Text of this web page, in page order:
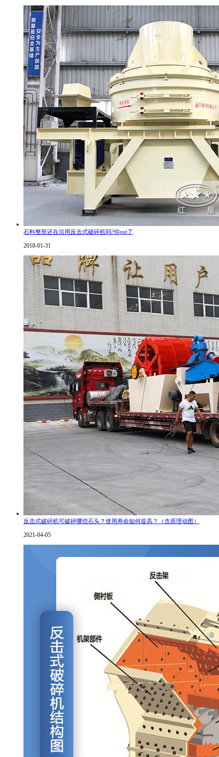
石料整形还在沿用反击式破碎机吗?你out了
2018-01-31
反击式破碎机可破碎哪些石头？使用寿命如何提高？（含原理动图）
2021-04-05